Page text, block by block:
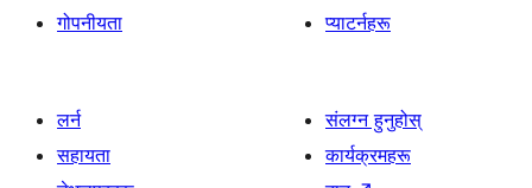
गोपनीयता
प्याटर्नहरू
लर्न
सहायता
संलग्न हुनुहोस्
कार्यक्रमहरू